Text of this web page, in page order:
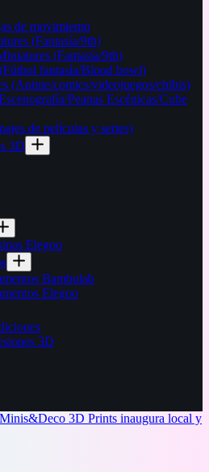
de movimiento
(Fantasía/9th)
(Fantasía/9th)
fantasía/Blood bowl)
(Anime/comics/videojuegos/chibis)
Peanas Escénicas/Cube
de películas y series)
3D
Elegoo
Bambulab
Elegoo
3D